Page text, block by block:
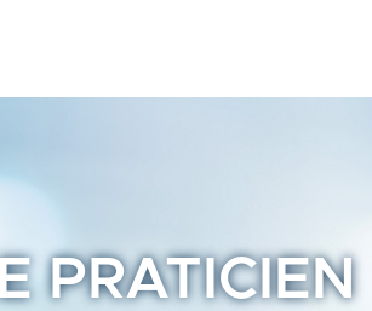
PRATICIEN